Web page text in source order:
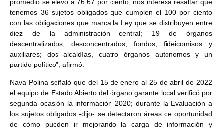
promedio se elevó a 76.67 por ciento; nos interesa resaltar que
tenemos 36 sujetos obligados que cumplen el 100 por ciento
con las obligaciones que marca la Ley que se distribuyen entre
diez de la administración central; 19 de órganos
descentralizados, desconcentrados, fondos, fideicomisos y
auxiliares; dos alcaldías, cuatro órganos autónomos y un
partido político”, afirmó.
Nava Polina señaló que del 15 de enero al 25 de abril de 2022
el equipo de Estado Abierto del órgano garante local verificó por
segunda ocasión la información 2020; durante la Evaluación a
los sujetos obligados -dijo- se detectaron áreas de oportunidad
de cómo pueden ir mejorando la carga de información y